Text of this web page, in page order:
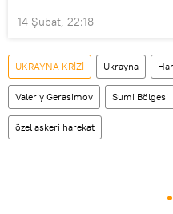
14 Şubat, 22:18
UKRAYNA KRİZİ Ukrayna
Valeriy Gerasimov Sumi Bölgesi
özel askeri harekat